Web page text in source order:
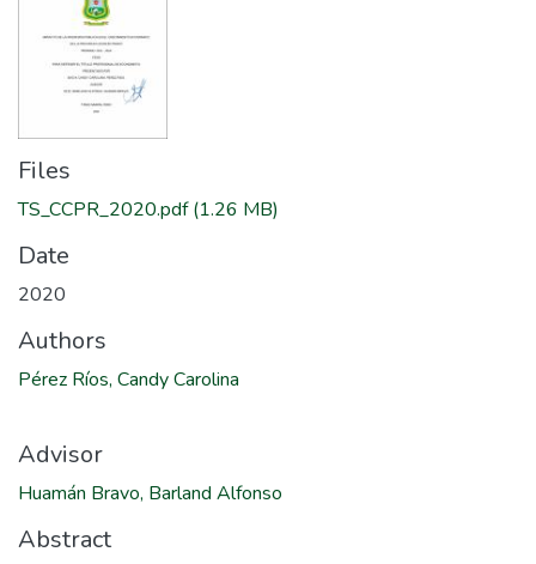
Files
TS_CCPR_2020.pdf(1.26 MB)
Date
2020
Authors
Pérez Ríos, Candy Carolina
Advisor
Huamán Bravo, Barland Alfonso
Abstract